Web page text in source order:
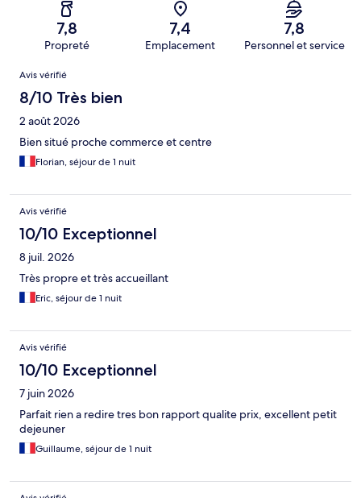
7,8
Propreté
7,4
Emplacement
7,8
Personnel et service
Avis
Avis vérifié
8/10 Très bien
2 août 2026
Bien situé proche commerce et centre
Florian, séjour de 1 nuit
Avis vérifié
10/10 Exceptionnel
8 juil. 2026
Très propre et très accueillant
Eric, séjour de 1 nuit
Avis vérifié
10/10 Exceptionnel
7 juin 2026
Parfait rien a redire tres bon rapport qualite prix, excellent petit
dejeuner
Guillaume, séjour de 1 nuit